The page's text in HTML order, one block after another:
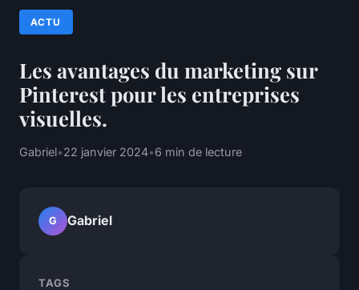
ACTU
Les avantages du marketing sur
Pinterest pour les entreprises
visuelles.
Gabriel•22 janvier 2024•6 min de lecture
G Gabriel
TAGS